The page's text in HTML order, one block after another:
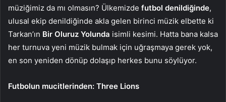
müziğimiz da mı olmasın? Ülkemizde futbol denildiğinde,
ulusal ekip denildiğinde akla gelen birinci müzik elbette ki
Tarkan’ın Bir Oluruz Yolunda isimli kesimi. Hatta bana kalsa
her turnuva yeni müzik bulmak için uğraşmaya gerek yok,
en son yeniden dönüp dolaşıp herkes bunu söylüyor.
Futbolun mucitlerinden: Three Lions